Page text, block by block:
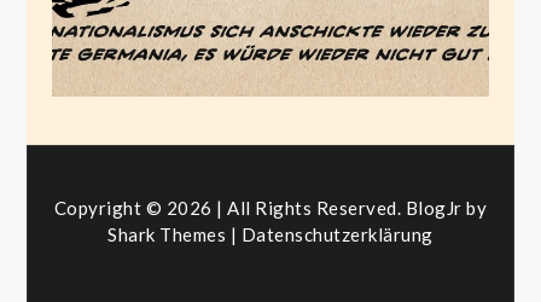
Copyright © 2026 | All Rights Reserved. BlogJr by
Shark Themes | Datenschutzerklärung